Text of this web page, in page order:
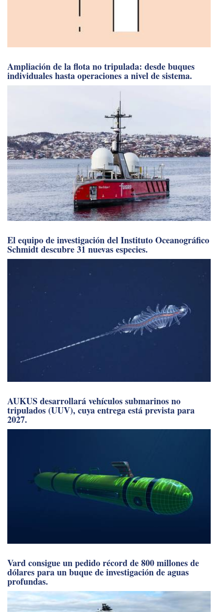
Ampliación de la flota no tripulada: desde buques
individuales hasta operaciones a nivel de sistema.
El equipo de investigación del Instituto Oceanográfico
Schmidt descubre 31 nuevas especies.
AUKUS desarrollará vehículos submarinos no
tripulados (UUV), cuya entrega está prevista para
2027.
Vard consigue un pedido récord de 800 millones de
dólares para un buque de investigación de aguas
profundas.